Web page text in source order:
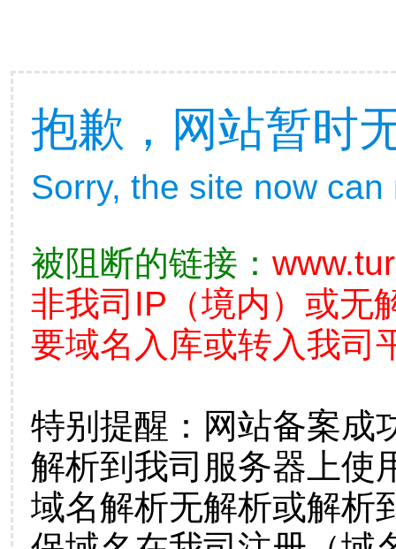
抱歉，网站暂时
Sorry, the site now
被阻断的链接：
非我司IP（境内）或无
要域名入库或转入我司
特别提醒：网站备案成
解析到我司服务器上使
域名解析无解析或解析